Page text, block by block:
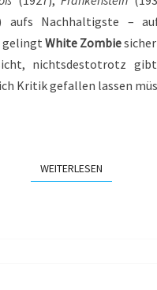
aufs Nachhaltigste –
gelingt White Zombie
nichtsdestotrotz
Kritik gefallen lassen
WEITERLESENWEITERLESEN